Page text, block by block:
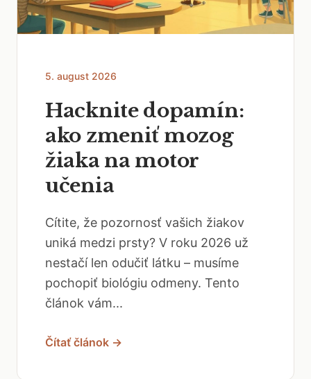
5. august 2026
Hacknite dopamín:
ako zmeniť mozog
žiaka na motor
učenia
Cítite, že pozornosť vašich žiakov
uniká medzi prsty? V roku 2026 už
nestačí len odučiť látku – musíme
pochopiť biológiu odmeny. Tento
článok vám...
Čítať článok →